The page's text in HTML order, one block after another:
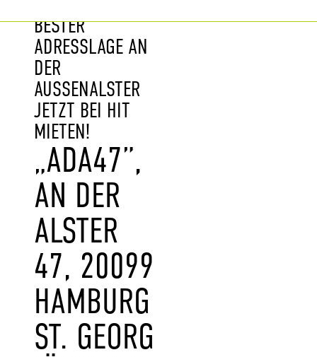
BESTER
ADRESSLAGE AN
DER
AUSSENALSTER J
ETZT BEI HIT M
IETEN!
„ADA47”,
AN DER
ALSTER
47, 20099
HAMBURG
ST. GEORG